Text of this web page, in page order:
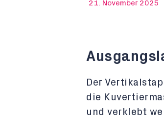
21. November 2025
Der
die
und verklebt